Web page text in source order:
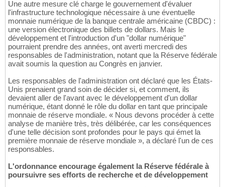
Une autre mesure clé charge le gouvernement d'évaluer
l'infrastructure technologique nécessaire à une éventuelle
monnaie numérique de la banque centrale américaine (CBDC) :
une version électronique des billets de dollars. Mais le
développement et l'introduction d'un "dollar numérique"
pourraient prendre des années, ont averti mercredi des
responsables de l'administration, notant que la Réserve fédérale
avait soumis la question au Congrès en janvier.
Les responsables de l'administration ont déclaré que les États-
Unis prenaient grand soin de décider si, et comment, ils
devaient aller de l'avant avec le développement d'un dollar
numérique, étant donné le rôle du dollar en tant que principale
monnaie de réserve mondiale. « Nous devons procéder à cette
analyse de manière très, très délibérée, car les conséquences
d'une telle décision sont profondes pour le pays qui émet la
première monnaie de réserve mondiale », a déclaré l'un de ces
responsables.
L'ordonnance encourage également la Réserve fédérale à
poursuivre ses efforts de recherche et de développement